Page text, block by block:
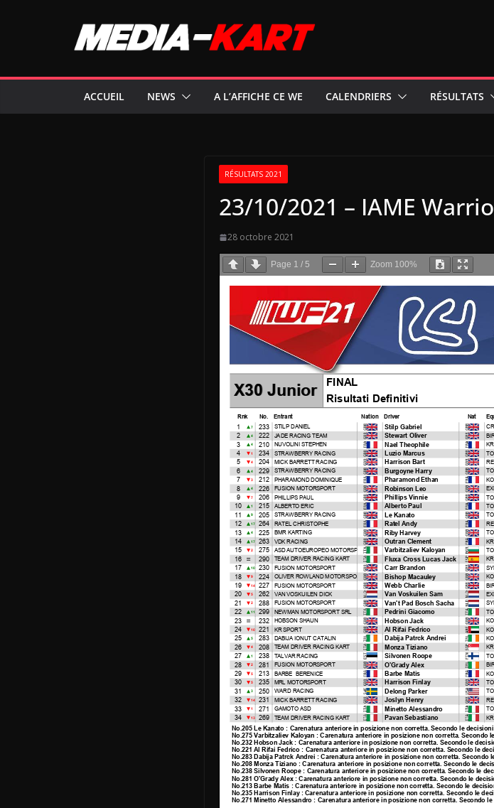
ACCUEIL NEWS A L’AFFICHE CE WE CALENDRIERS RÉSULTATS
RÉSULTATS 2021
23/10/2021 – IAME
28 octobre 2021
Page 1 / 5 Zoom 100%